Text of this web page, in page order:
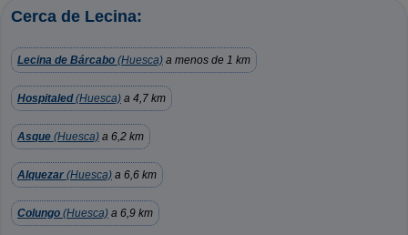
Cerca de Lecina:
Lecina de Bárcabo (Huesca) a menos de 1 km
Hospitaled(Huesca) a 4,7 km
Asque (Huesca) a 6,2 km
Alquezar (Huesca) a 6,6 km
Colungo (Huesca) a 6,9 km